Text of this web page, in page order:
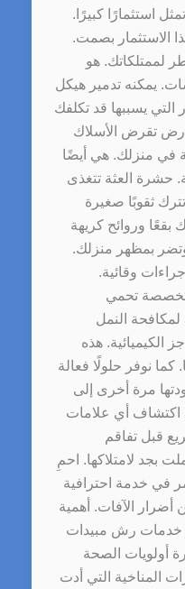
استثمارًا كبيرًا.
الاستثمار بصمت.
لممتلكاتك. هو
يمكنه تدمير هيكل
يسببها قد تكلفك
تقرض الأسلاك
في منزلك. هي أيضًا
حشرة العثة تتغذى
ثقوبًا صغيرة
وروائح كريهة
وتضر بمظهر منزلك.
وقائية.
تحمي
النمل
الكيميائية. هذه
كما نوفر حلولًا فعالة
مرة أخرى إلى
اكتشاف أي علامات
قبل تفاقم
بجد لامتلاكها. احمِ
في خدمة احترافية
أضرار الآفات. أهمية
خدمات رش مبيدات
أولويات الصحة
المناخية التي أدت